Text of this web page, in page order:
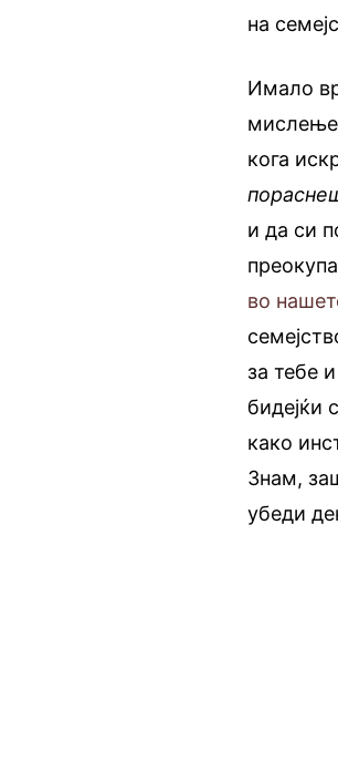
на
Имало
кога
и да си
во
за тебе
бидејќи
како
Знам,
убеди